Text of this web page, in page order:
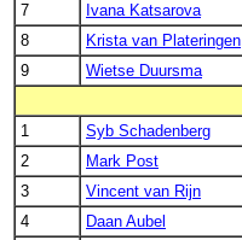
7
Ivana Katsarova
8
Krista van Plateringen
9
Wietse Duursma
1
Syb Schadenberg
2
Mark Post
3
Vincent van Rijn
4
Daan Aubel